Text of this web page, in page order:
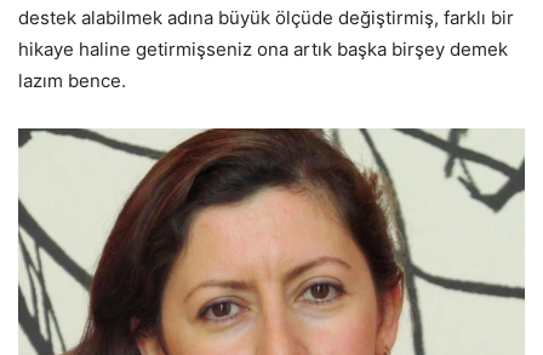
destek alabilmek adına büyük ölçüde değiştirmiş, farklı bir
hikaye haline getirmişseniz ona artık başka birşey demek
lazım bence.